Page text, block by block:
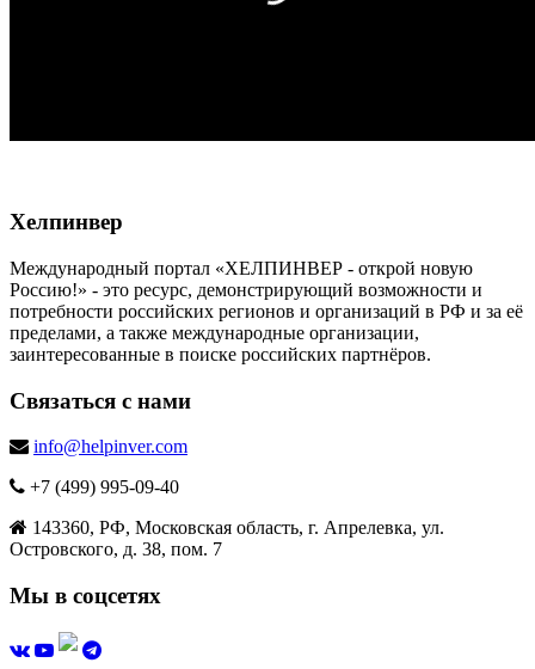
Хелпинвер
Международный портал «ХЕЛПИНВЕР - открой новую
Россию!» - это ресурс, демонстрирующий возможности и
потребности российских регионов и организаций в РФ и за её
пределами, а также международные организации,
заинтересованные в поиске российских партнёров.
Связаться с нами
info@helpinver.com
+7 (499) 995-09-40
143360, РФ, Московская область, г. Апрелевка, ул.
Островского, д. 38, пом. 7
Мы в соцсетях